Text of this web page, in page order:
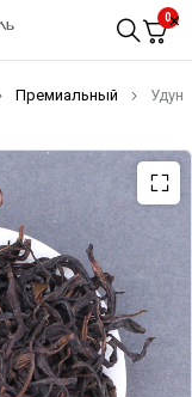
0
Премиальный
Удун